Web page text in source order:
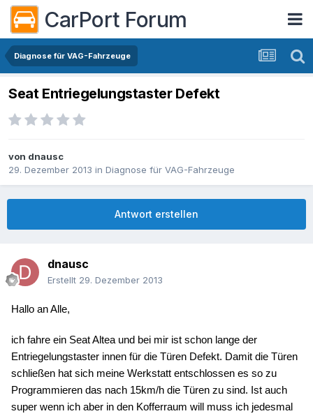
CarPort Forum
Diagnose für VAG-Fahrzeuge
Seat Entriegelungstaster Defekt
von dnausc
29. Dezember 2013 in Diagnose für VAG-Fahrzeuge
Antwort erstellen
dnausc
Erstellt 29. Dezember 2013
Hallo an Alle,
ich fahre ein Seat Altea und bei mir ist schon lange der
Entriegelungstaster innen für die Türen Defekt. Damit die Türen
schließen hat sich meine Werkstatt entschlossen es so zu
Programmieren das nach 15km/h die Türen zu sind. Ist auch
super wenn ich aber in den Kofferraum will muss ich jedesmal